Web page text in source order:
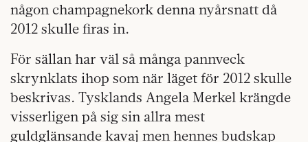
någon champagnekork denna nyårsnatt då
2012 skulle firas in.
För sällan har väl så många pannveck
skrynklats ihop som när läget för 2012 skulle
beskrivas. Tysklands Angela Merkel krängde
visserligen på sig sin allra mest
guldglänsande kavaj men hennes budskap